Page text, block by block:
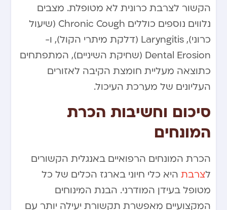
הקשור לצרבת כרונית לא מטופלת. מצבים
נלווים נוספים כוללים Chronic Cough (שיעול
כרוני), Laryngitis (דלקת מיתרי הקול), ו-
Dental Erosion (שחיקת השיניים), המתפתחים
כתוצאה מעליית חומצת הקיבה לאזורים
העליונים של מערכת העיכול.
סיכום וחשיבות הכרת
המונחים
הכרת המונחים הרפואיים באנגלית הקשורים
לצרבת היא כלי חיוני בארגז הכלים של כל
מטופל בעידן המודרני. הבנת המינוחים
המקצועיים מאפשרת תקשורת יעילה יותר עם